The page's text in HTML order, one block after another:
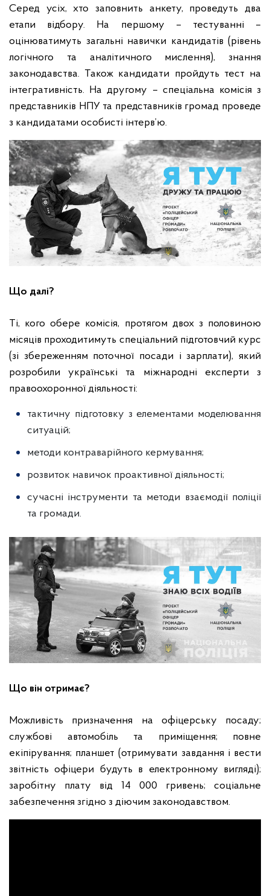
Серед усіх, хто заповнить анкету, проведуть два
етапи відбору. На першому – тестуванні –
оцінюватимуть загальні навички кандидатів (рівень
логічного та аналітичного мислення), знання
законодавства. Також кандидати пройдуть тест на
інтегративність. На другому – спеціальна комісія з
представників НПУ та представників громад проведе
з кандидатами особисті інтерв’ю.
Що далі?
Ті, кого обере комісія, протягом двох з половиною
місяців проходитимуть спеціальний підготовчий курс
(зі збереженням поточної посади і зарплати), який
розробили українські та міжнародні експерти з
правоохоронної діяльності:
тактичну підготовку з елементами моделювання
ситуацій;
методи контраварійного кермування;
розвиток навичок проактивної діяльності;
сучасні інструменти та методи взаємодії поліції
та громади.
Що він отримає?
Можливість призначення на офіцерську посаду;
службові автомобіль та приміщення; повне
екіпірування; планшет (отримувати завдання і вести
звітність офіцери будуть в електронному вигляді);
заробітну плату від 14 000 гривень; соціальне
забезпечення згідно з діючим законодавством.